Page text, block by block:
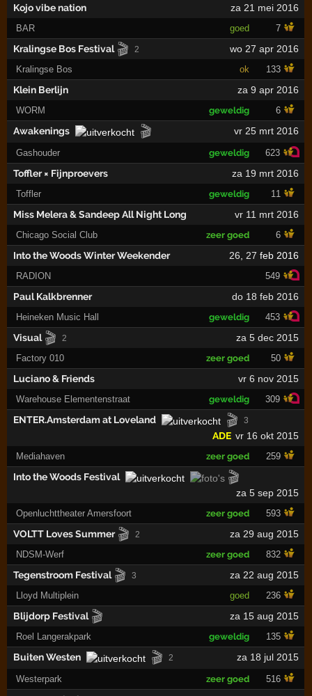
Kojo vibe nation za 21 mei 2016
BAR goed 7
Kralingse Bos Festival 🎬 2 wo 27 apr 2016
Kralingse Bos ok 133
Klein Berlijn za 9 apr 2016
WORM geweldig 6
Awakenings 🎬 vr 25 mrt 2016
Gashouder geweldig 623
Toffler × Fijnproevers za 19 mrt 2016
Toffler geweldig 11
Miss Melera & Sandeep All Night Long vr 11 mrt 2016
Chicago Social Club zeer goed 6
Into the Woods Winter Weekender 26 27 feb 2016
RADION 549
Paul Kalkbrenner do 18 feb 2016
Heineken Music Hall geweldig 453
Visual 🎬 2 za 5 dec 2015
Factory 010 zeer goed 50
Luciano & Friends vr 6 nov 2015
Warehouse Elementenstraat geweldig 309
ENTER.Amsterdam at Loveland 🎬 3
vr 16 okt 2015
ADE
Mediahaven zeer goed 259
Into the Woods Festival 🎬
za 5 sep 2015
Openluchttheater Amersfoort zeer goed 593
VOLTT Loves Summer 🎬 2 za 29 aug 2015
NDSM-Werf zeer goed 832
Tegenstroom Festival 🎬 3 za 22 aug 2015
Lloyd Multiplein goed 236
Blijdorp Festival 🎬 za 15 aug 2015
Roel Langerakpark geweldig 135
Buiten Westen 🎬 2 za 18 jul 2015
Westerpark zeer goed 516